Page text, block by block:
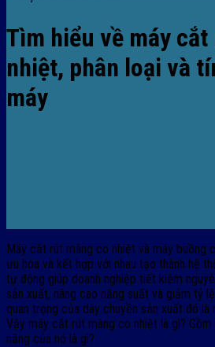
Tìm hiểu về máy
nhiệt, phân loại và
máy
Máy cắt rút màng co nhiệt và máy buồng
ưu hóa và kết hợp với nhau tạo thành hệ
tự động giúp doanh nghiệp tiết kiệm
sản xuất, nâng cao năng suất và giảm tỷ
quan trọng của dây chuyền sản xuất đó
Vậy máy cắt rút màng co nhiệt là gì? Gồm
năng của nó là gì?